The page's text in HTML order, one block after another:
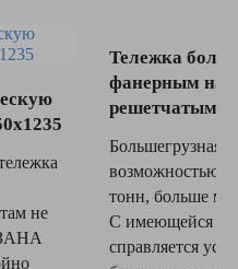
не
Тележка
фанерным
решетчатыми
Большегрузная
возможностью
тонн, больше мы
С имеющейся
справляется